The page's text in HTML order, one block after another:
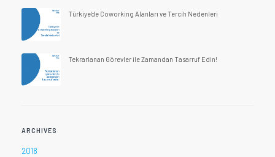
Türkiye'de Coworking Alanları ve Tercih Nedenleri
Tekrarlanan Görevler ile Zamandan Tasarruf Edin!
ARCHIVES
2018